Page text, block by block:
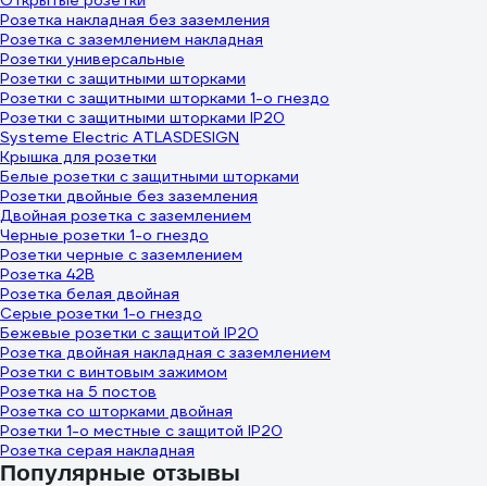
Розетка накладная без заземления
Розетка с заземлением накладная
Розетки универсальные
Розетки с защитными шторками
Розетки с защитными шторками 1-о гнездо
Розетки с защитными шторками IP20
Systeme Electric ATLASDESIGN
Крышка для розетки
Белые розетки с защитными шторками
Розетки двойные без заземления
Двойная розетка с заземлением
Черные розетки 1-о гнездо
Розетки черные с заземлением
Розетка 42В
Розетка белая двойная
Серые розетки 1-о гнездо
Бежевые розетки с защитой IP20
Розетка двойная накладная с заземлением
Розетки с винтовым зажимом
Розетка на 5 постов
Розетка со шторками двойная
Розетки 1-о местные с защитой IP20
Розетка серая накладная
Популярные отзывы